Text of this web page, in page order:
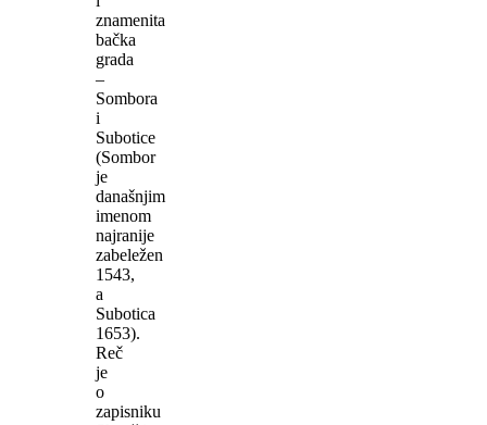
znamenita
bačka
grada
–
Sombora
i
Subotice
(Sombor
je
današnjim
imenom
najranije
zabeležen
1543,
a
Subotica
1653).
Reč
je
o
zapisniku